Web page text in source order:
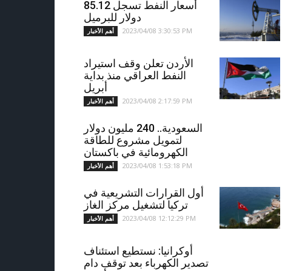
أسعار النفط تسجل 85.12
دولار للبرميل
أهم الأخبار 2023/04/08 3:30:53 PM
الأردن تعلن وقف استيراد
النفط العراقي منذ بداية
أبريل
أهم الأخبار 2023/04/08 2:17:59 PM
السعودية.. 240 مليون دولار
لتمويل مشروع للطاقة
الكهرومائية في باكستان
أهم الأخبار 2023/04/08 1:53:18 PM
أول القرارات التشريعية في
تركيا لتشغيل مركز الغاز
أهم الأخبار 2023/04/08 12:12:29 PM
أوكرانيا: نستطيع استئناف
تصدير الكهرباء بعد توقف دام